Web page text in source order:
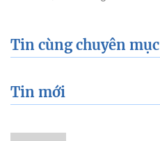
Tin cùng chuyên mục
Tin mới